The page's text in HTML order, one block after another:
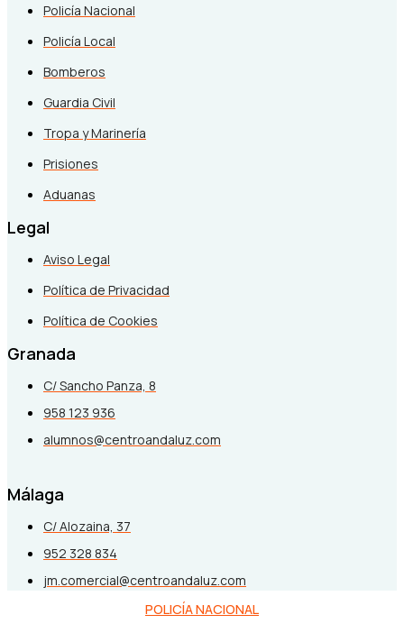
Policía Nacional
Policía Local
Bomberos
Guardia Civil
Tropa y Marinería
Prisiones
Aduanas
Legal
Aviso Legal
Política de Privacidad
Política de Cookies
Granada
C/ Sancho Panza, 8
958 123 936
alumnos@centroandaluz.com
Málaga
C/ Alozaina, 37
952 328 834
jm.comercial@centroandaluz.com
POLICÍA NACIONAL